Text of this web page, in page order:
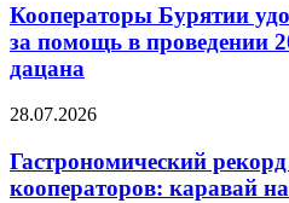
Кооператоры Бурятии
за помощь в проведении
дацана
28.07.2026
Гастрономический
кооператоров: каравай